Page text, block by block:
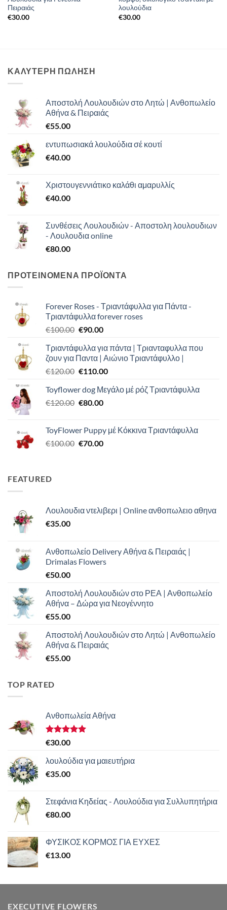
Πειραιάς
€30.00
λουλούδια
€30.00
ΚΑΛΥΤΕΡΗ ΠΩΛΗΣΗ
Αποστολή Λουλουδιών στο Λητώ | Ανθοπωλείο
Αθήνα & Πειραιάς
€55.00
εντυπωσιακά λουλούδια σέ κουτί
€40.00
Χριστουγεννιάτικο καλάθι αμαρυλλίς
€40.00
Συνθέσεις Λουλουδιών - Αποστολη λουλουδιων
- Λουλουδια online
€80.00
ΠΡΟΤΕΙΝΟΜΕΝΑ ΠΡΟΪΟΝΤΑ
Forever Roses - Τριαντάφυλλα για Πάντα -
Τριαντάφυλλα forever roses
€100.00 Original
was:
€100.00.
€90.00Η
τιμή
είναι:
€90.00.
Τριαντάφυλλα για πάντα | Τριανταφυλλα που
ζουν για Παντα | Αιώνιο Τριαντάφυλλο |
€120.00 Original
was:
€120.00.
€110.00Η
τιμή
Toyflower dog Μεγάλο μέ ρόζ Τριαντάφυλλα
€120.00 Original
€120.00.
€80.00Η
είναι:
€80.00.
ToyFlower Puppy μέ Κόκκινα Τριαντάφυλλα
€100.00 Original
€70.00Η
FEATURED
Λουλουδια ντελιβερι | Online ανθοπωλειο αθηνα
€35.00
Ανθοπωλείο Delivery Αθήνα & Πειραιάς |
Drimalas Flowers
€50.00
Αποστολή Λουλουδιών στο ΡΕΑ | Ανθοπωλείο
Αθήνα – Δώρα για Νεογέννητο
€55.00
Αποστολή Λουλουδιών στο Λητώ | Ανθοπωλείο
Αθήνα & Πειραιάς
€55.00
TOP RATED
Ανθοπωλεία Αθήνα
Βαθμολογήθηκε
από 5
€30.00
λουλούδια για μαιευτήρια
€35.00
Στεφάνια Κηδείας - Λουλούδια για Συλλυπητήρια
€80.00
ΦΥΣΙΚΟΣ ΚΟΡΜΟΣ ΓΙΑ ΕΥΧΕΣ
€13.00
EXECUTIVE FLOWERS